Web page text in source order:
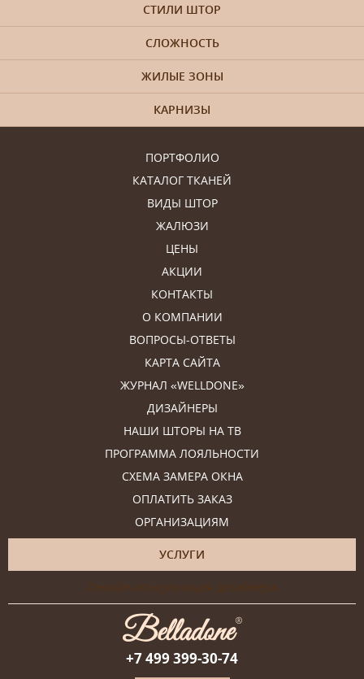
ПОРТФОЛИО
КАТАЛОГ ТКАНЕЙ
ВИДЫ ШТОР
ЖАЛЮЗИ
ЦЕНЫ
АКЦИИ
КОНТАКТЫ
О КОМПАНИИ
ВОПРОСЫ-ОТВЕТЫ
КАРТА САЙТА
ЖУРНАЛ «WELLDONE»
ДИЗАЙНЕРЫ
НАШИ ШТОРЫ НА ТВ
ПРОГРАММА ЛОЯЛЬНОСТИ
СХЕМА ЗАМЕРА ОКНА
ОПЛАТИТЬ ЗАКАЗ
ОРГАНИЗАЦИЯМ
УСЛУГИ
Онлайн-консультация дизайнера
СТИЛИ ШТОР
СЛОЖНОСТЬ
ЖИЛЫЕ ЗОНЫ
КАРНИЗЫ
+7 499 399-30-74